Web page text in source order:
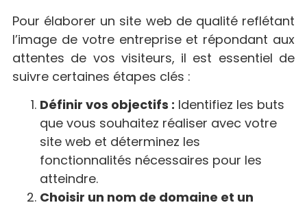
Pour élaborer un site web de qualité reflétant
l’image de votre entreprise et répondant aux
attentes de vos visiteurs, il est essentiel de
suivre certaines étapes clés :
Définir vos objectifs : Identifiez les buts
que vous souhaitez réaliser avec votre
site web et déterminez les
fonctionnalités nécessaires pour les
atteindre.
Choisir un nom de domaine et un